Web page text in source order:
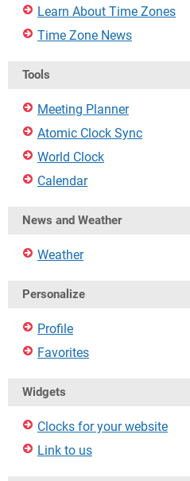
Learn About Time Zones
Time Zone News
Tools
Meeting Planner
Atomic Clock Sync
World Clock
Calendar
News and Weather
Weather
Personalize
Profile
Favorites
Widgets
Clocks for your website
Link to us